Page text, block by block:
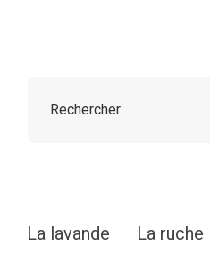
La lavande La ruche